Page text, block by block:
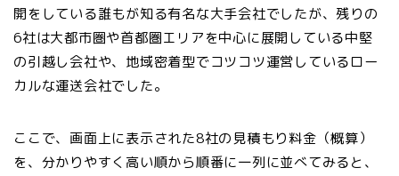
開をしている誰もが知る有名な大手会社でしたが、残りの
6社は大都市圏や首都圏エリアを中心に展開している中堅
の引越し会社や、地域密着型でコツコツ運営しているロー
カルな運送会社でした。
ここで、画面上に表示された8社の見積もり料金（概算）
を、分かりやすく高い順から順番に一列に並べてみると、